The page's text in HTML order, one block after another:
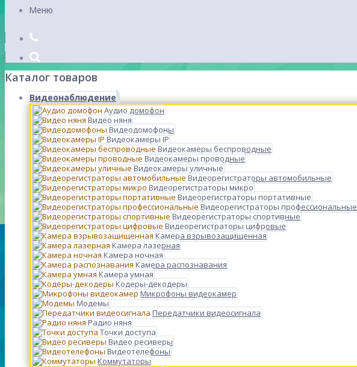
Меню
Каталог товаров
Видеонаблюдение
Аудио домофон
Видео няня
Видеодомофоны
Видеокамеры IP
Видеокамеры беспроводные
Видеокамеры проводные
Видеокамеры уличные
Видеорегистраторы автомобильные
Видеорегистраторы микро
Видеорегистраторы портативные
Видеорегистраторы профессиональные
Видеорегистраторы спортивные
Видеорегистраторы цифровые
Камера взрывозащищенная
Камера лазерная
Камера ночная
Камера распознавания
Камера умная
Кодеры-декодеры
Микрофоны видеокамер
Модемы
Передатчики видеосигнала
Радио няня
Точки доступа
Видео ресиверы
Видеотелефоны
Коммутаторы